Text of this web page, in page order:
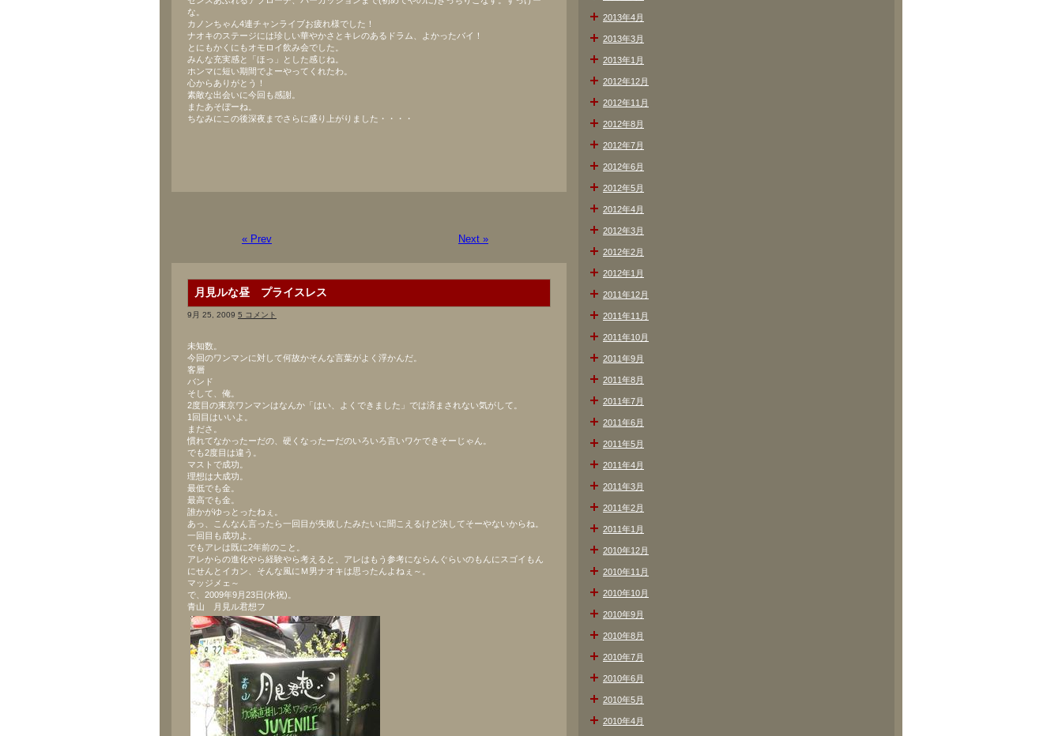
な。
カノンちゃん4連チャンライブお疲れ様でした！
ナオキのステージには珍しい華やかさとキレのあるドラム、よかったバイ！
とにもかくにもオモロイ飲み会でした。
みんな充実感と「ほっ」とした感じね。
ホンマに短い期間でよーやってくれたわ。
心からありがとう！
素敵な出会いに今回も感謝。
またあそぼーね。
ちなみにこの後深夜までさらに盛り上がりました・・・・
« Prev Next »
月見ルな昼 プライスレス
9月 25, 2009 5 コメント
未知数。
今回のワンマンに対して何故かそんな言葉がよく浮かんだ。
客層
バンド
そして、俺。
2度目の東京ワンマンはなんか「はい、よくできました」では済まされない気がして。
1回目はいいよ。
まださ。
慣れてなかったーだの、硬くなったーだのいろいろ言いワケできそーじゃん。
でも2度目は違う。
マストで成功。
理想は大成功。
最低でも金。
最高でも金。
誰かがゆっとったねぇ。
あっ、こんなん言ったら一回目が失敗したみたいに聞こえるけど決してそーやないからね。
一回目も成功よ。
でもアレは既に2年前のこと。
アレからの進化やら経験やら考えると、アレはもう参考にならんぐらいのもんにスゴイもん
にせんとイカン、そんな風にＭ男ナオキは思ったんよねぇ～。
マッジメェ～
で、2009年9月23日(水祝)。
青山 月見ル君想フ
2013年4月
2013年3月
2013年1月
2012年12月
2012年11月
2012年8月
2012年7月
2012年6月
2012年5月
2012年4月
2012年3月
2012年2月
2012年1月
2011年12月
2011年11月
2011年10月
2011年9月
2011年8月
2011年7月
2011年6月
2011年5月
2011年4月
2011年3月
2011年2月
2011年1月
2010年12月
2010年11月
2010年10月
2010年9月
2010年8月
2010年7月
2010年6月
2010年5月
2010年4月